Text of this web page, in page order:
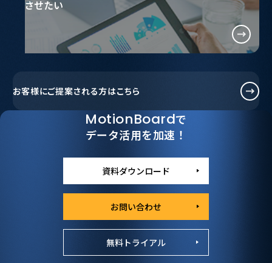
させたい
お客様にご提案される方はこちら
MotionBoardで
データ活用を加速！
資料ダウンロード
お問い合わせ
無料トライアル